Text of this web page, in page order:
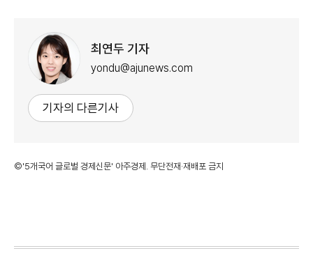
최연두 기자
yondu@ajunews.com
기자의 다른기사
©'5개국어 글로벌 경제신문' 아주경제. 무단전재·재배포 금지